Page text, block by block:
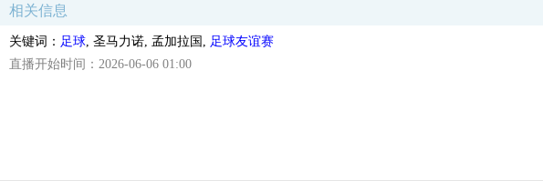
相关信息
关键词： 足球 , 圣马力诺, 孟加拉国,
足球友谊赛
直播开始时间：2026-06-06 01:00